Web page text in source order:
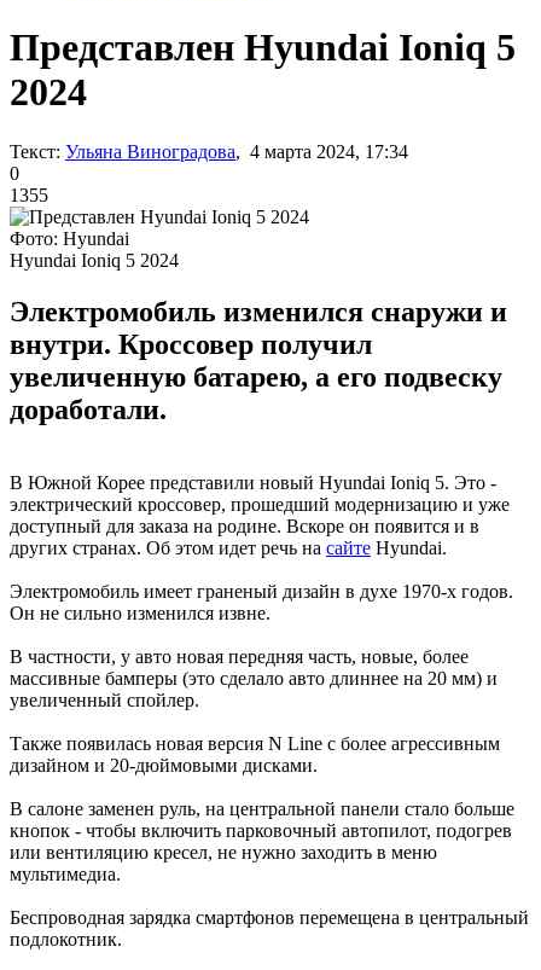
Представлен Hyundai Ioniq 5
2024
Текст: Ульяна Виноградова, 4 марта 2024, 17:34
0
1355
Фото: Hyundai
Hyundai Ioniq 5 2024
Электромобиль изменился снаружи и
внутри. Кроссовер получил
увеличенную батарею, а его подвеску
доработали.
В Южной Корее представили новый Hyundai Ioniq 5. Это -
электрический кроссовер, прошедший модернизацию и уже
доступный для заказа на родине. Вскоре он появится и в
других странах. Об этом идет речь на сайте Hyundai.
Электромобиль имеет граненый дизайн в духе 1970-х годов.
Он не сильно изменился извне.
В частности, у авто новая передняя часть, новые, более
массивные бамперы (это сделало авто длиннее на 20 мм) и
увеличенный спойлер.
Также появилась новая версия N Line с более агрессивным
дизайном и 20-дюймовыми дисками.
В салоне заменен руль, на центральной панели стало больше
кнопок - чтобы включить парковочный автопилот, подогрев
или вентиляцию кресел, не нужно заходить в меню
мультимедиа.
Беспроводная зарядка смартфонов перемещена в центральный
подлокотник.